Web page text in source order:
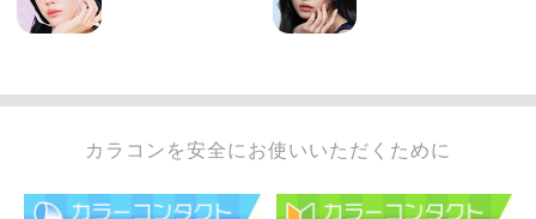
カラコンを安全にお使いいただくために